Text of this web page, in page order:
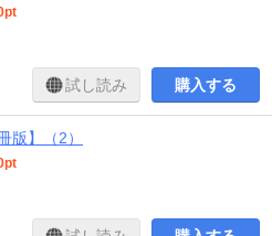
試し読み 購入する
版】（2）